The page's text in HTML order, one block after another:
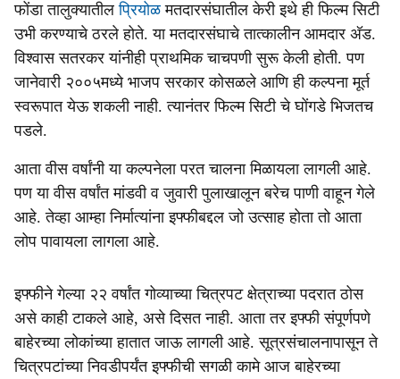
फोंडा तालुक्यातीलप्रियोळमतदारसंघातील केरी इथे ही फिल्म सिटी
उभी करण्याचे ठरले होते. या मतदारसंघाचे तात्कालीन आमदार अ‍ॅड.
विश्वास सतरकर यांनीही प्राथमिक चाचपणी सुरू केली होती. पण
जानेवारी २००५मध्ये भाजप सरकार कोसळले आणि ही कल्पना मूर्त
स्वरूपात येऊ शकली नाही. त्यानंतर फिल्म सिटी चे घोंगडे भिजतच
पडले.
आता वीस वर्षांनी या कल्पनेला परत चालना मिळायला लागली आहे.
पण या वीस वर्षांत मांडवी व जुवारी पुलाखालून बरेच पाणी वाहून गेले
आहे. तेव्हा आम्हा निर्मात्यांना इफ्फीबद्दल जो उत्साह होता तो आता
लोप पावायला लागला आहे.
इफ्फीने गेल्या २२ वर्षांत गोव्याच्या चित्रपट क्षेत्राच्या पदरात ठोस
असे काही टाकले आहे, असे दिसत नाही. आता तर इफ्फी संपूर्णपणे
बाहेरच्या लोकांच्या हातात जाऊ लागली आहे. सूत्रसंचालनापासून ते
चित्रपटांच्या निवडीपर्यंत इफ्फीची सगळी कामे आज बाहेरच्या